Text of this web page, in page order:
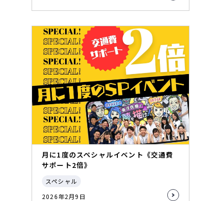
月に1度のスペシャルイベント《交通費
サポート2倍》
スペシャル
2026年2月9日